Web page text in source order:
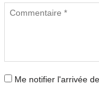
Me notifier l'arrivée